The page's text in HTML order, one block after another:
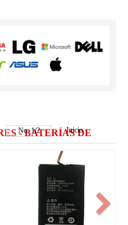
- BATERÍAS DE
No.1/2 Inicio